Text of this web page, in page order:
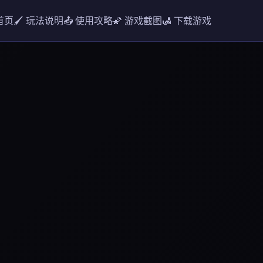
页🖌️ 玩法说明📤 使用攻略🌠 游戏截图🛃 下载游戏